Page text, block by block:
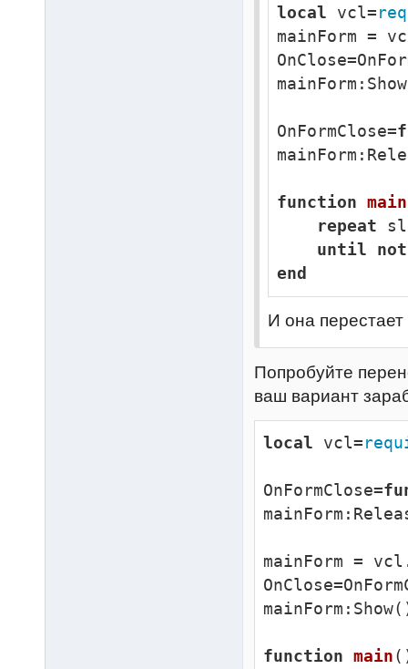
local vcl=
mainForm =
OnFormClose=
function main
repeat
until
not
end
И она
Попробуйте
ваш вариант
local vcl=
OnFormClose=
mainForm =
function main